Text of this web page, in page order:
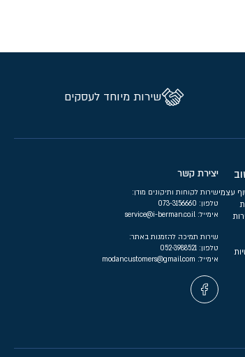
שירות מיוחד לעסקים
עצמי
יצירת קשר
שירות לקוחות ותיקונים מודן:
טלפון:
אימייל:
שירות תמיכה להזמנות באתר:
טלפון:
אימייל: